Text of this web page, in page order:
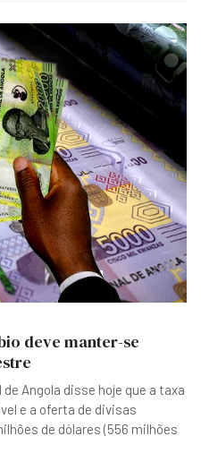
deve manter-se
Angola disse hoje que a taxa
e a oferta de divisas
de dólares (556 milhões